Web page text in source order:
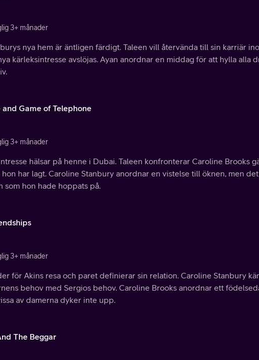
3+ månader
nya hem är äntligen färdigt. Taleen vill återvända till sin karriär
kärleksintresse avslöjas. Ayan anordnar en middag för att hylla alla
Game of Telephone
3+ månader
hälsar på henne i Dubai. Taleen konfronterar Caroline Brooks
har lagt. Caroline Stanbury anordnar en vistelse till öknen, men
som hon hade hoppats på.
3+ månader
för Akins resa och paret definierar sin relation. Caroline Stanbury
behov med Sergios behov. Caroline Brooks anordnar ett
av damerna dyker inte upp.
The Beggar